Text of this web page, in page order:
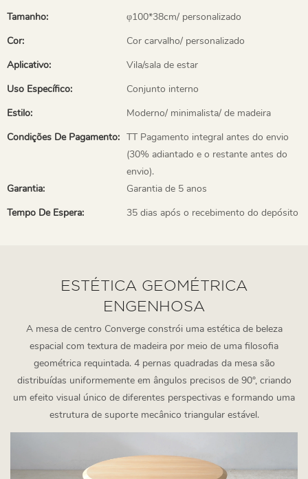
Tamanho:
φ100*38cm/ personalizado
Cor:
Cor carvalho/ personalizado
Aplicativo:
Vila/sala de estar
Uso Específico:
Conjunto interno
Estilo:
Moderno/ minimalista/ de madeira
Condições De Pagamento: TT Pagamento integral antes do envio
(30% adiantado e o restante antes do
envio).
Garantia:
Garantia de 5 anos
Tempo De Espera:
35 dias após o recebimento do depósito
ESTÉTICA GEOMÉTRICA
ENGENHOSA
A mesa de centro Converge constrói uma estética de beleza
espacial com textura de madeira por meio de uma filosofia
geométrica requintada. 4 pernas quadradas da mesa são
distribuídas uniformemente em ângulos precisos de 90°, criando
um efeito visual único de diferentes perspectivas e formando uma
estrutura de suporte mecânico triangular estável.